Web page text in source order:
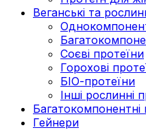
Веганські та
Cоєві протеїни
Горохові
БІО-протеїни
Інші рослинні
Багатокомпонентні
Гейнери